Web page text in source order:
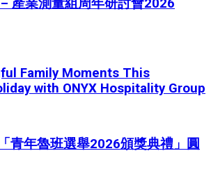
產業測量組周年研討會2026
Family Moments This
with ONYX Hospitality Group
青年魯班選舉2026頒獎典禮」圓